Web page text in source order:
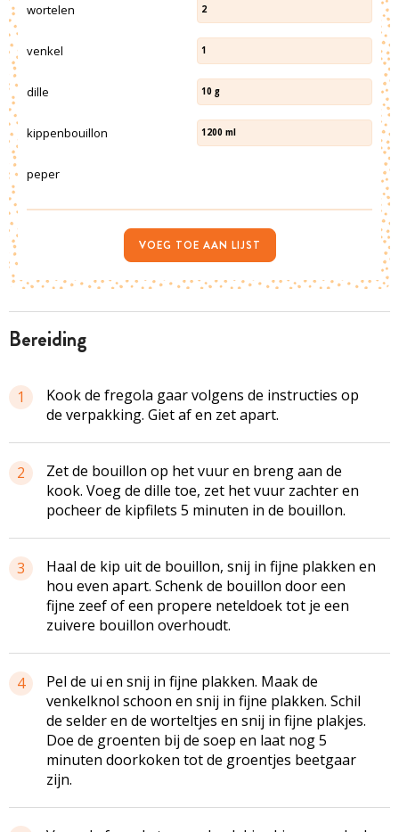
bereiding
1
Kook de fregola gaar volgens de instructies op
de verpakking. Giet af en zet apart.
2
Zet de bouillon op het vuur en breng aan de
kook. Voeg de dille toe, zet het vuur zachter en
pocheer de kipfilets 5 minuten in de bouillon.
3
Haal de kip uit de bouillon, snij in fijne plakken en
hou even apart. Schenk de bouillon door een
fijne zeef of een propere neteldoek tot je een
zuivere bouillon overhoudt.
4
Pel de ui en snij in fijne plakken. Maak de
venkelknol schoon en snij in fijne plakken. Schil
de selder en de worteltjes en snij in fijne plakjes.
Doe de groenten bij de soep en laat nog 5
minuten doorkoken tot de groentjes beetgaar
zijn.
wortelen 2
venkel 1
dille 10 g
kippenbouillon 1200 ml
peper
VOEG TOE AAN LIJST